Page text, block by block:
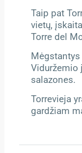
Taip pat
vietų,
Torre del
Viduržemio
salazones.
Torrevieja
gardžiam